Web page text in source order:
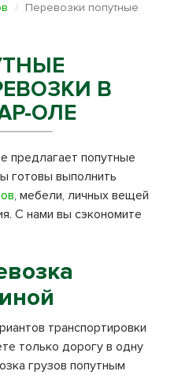
Перевозки попутные
В
ОЛЕ
предлагает попутные
готовы выполнить
, мебели, личных вещей
С нами вы сэкономите
транспортировки
только дорогу в одну
грузов попутным